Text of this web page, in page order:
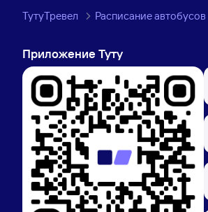
ТутуТревел Расписание автобусов
Приложение Туту